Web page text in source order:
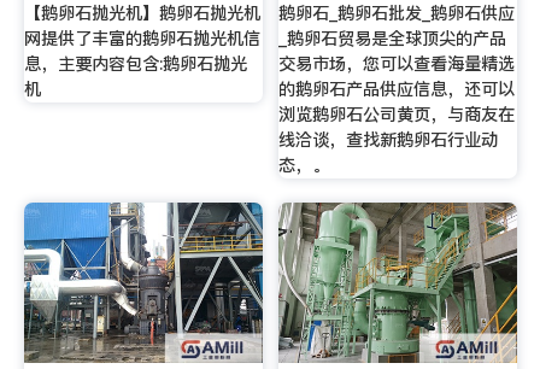
【鹅卵石抛光机】鹅卵石抛光机
网提供了丰富的鹅卵石抛光机信
息，主要内容包含:鹅卵石抛光
机
鹅卵石_鹅卵石批发_鹅卵石供应
_鹅卵石贸易是全球顶尖的产品
交易市场，您可以查看海量精选
的鹅卵石产品供应信息，还可以
浏览鹅卵石公司黄页，与商友在
线洽谈，查找新鹅卵石行业动
态，。